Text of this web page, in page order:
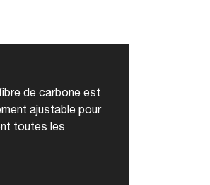
de carbone est
ajustable pour
toutes les